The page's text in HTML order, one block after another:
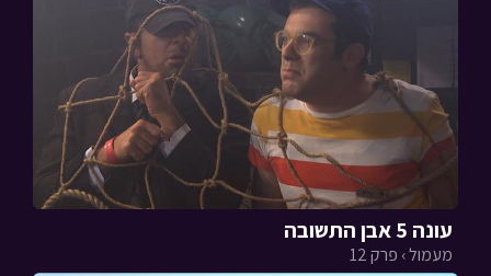
עונה 5 אבן התשובה
מעמול › פרק 12